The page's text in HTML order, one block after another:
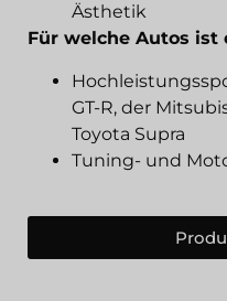
Ästhetik
Für welche Autos ist
GT-R, der
Toyota Supra
Tuning- und